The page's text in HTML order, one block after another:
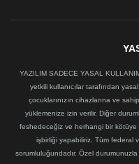
YAZILIM SADECE YASAL
yetkili kullanıcılar tarafından
çocuklarınızın cihazlarına ve
yüklemenize izin verilir. Diğer
feshedeceğiz ve herhangi bir kötüye
işbirliği yapabiliriz. Tüm federal
sorumluluğundadır. Özel